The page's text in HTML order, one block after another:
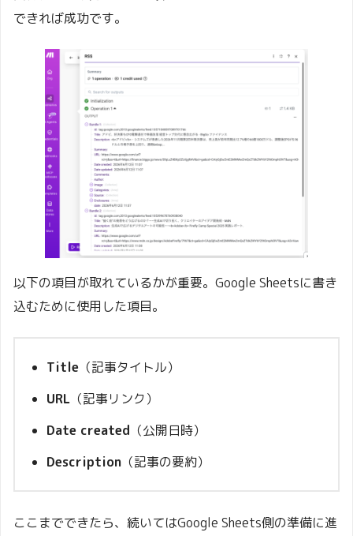
できれば成功です。
以下の項目が取れているかが重要。Google Sheetsに書き
込むために使用した項目。
Title （記事タイトル）
URL （記事リンク）
Date created （公開日時）
Description （記事の要約）
ここまでできたら、続いてはGoogle Sheets側の準備に進